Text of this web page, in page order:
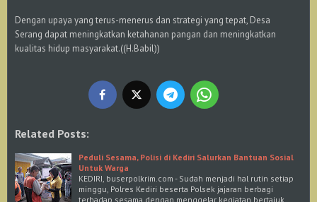
Dengan upaya yang terus-menerus dan strategi yang tepat, Desa
Serang dapat meningkatkan ketahanan pangan dan meningkatkan
kualitas hidup masyarakat.((H.Babil))
Related Posts:
Peduli Sesama, Polisi di Kediri Salurkan Bantuan Sosial
Untuk Warga
KEDIRI, buserpolkrim.com - Sudah menjadi hal rutin setiap
minggu, Polres Kediri beserta Polsek jajaran berbagi
terhadap sesama dengan menggelar kegiatan bertajuk